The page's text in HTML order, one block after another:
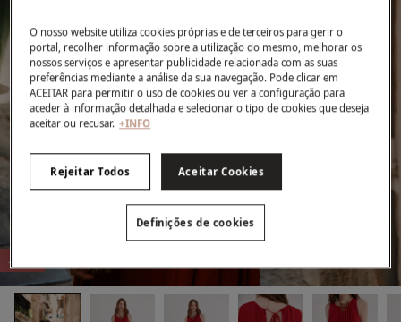
-73%
O nosso website utiliza cookies próprias e de terceiros para gerir o
portal, recolher informação sobre a utilização do mesmo, melhorar os
nossos serviços e apresentar publicidade relacionada com as suas
preferências mediante a análise da sua navegação. Pode clicar em
ACEITAR para permitir o uso de cookies ou ver a configuração para
aceder à informação detalhada e selecionar o tipo de cookies que deseja
aceitar ou recusar. +INFO
Rejeitar Todos Aceitar Cookies
Definições de cookies